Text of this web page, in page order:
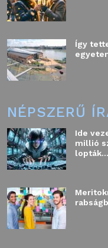
Így
NÉPSZERŰ
Ide
millió
lopták...